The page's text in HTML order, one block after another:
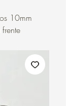
10mm